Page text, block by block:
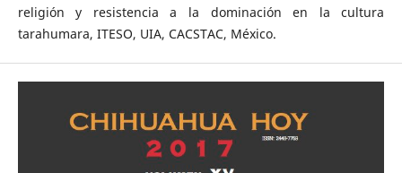
religión y resistencia a la dominación en la cultura
tarahumara, ITESO, UIA, CACSTAC, México.